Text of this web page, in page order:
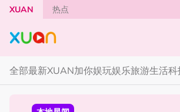
Skip to main content
XUAN 热点
全部最新XUAN加你娱玩娱乐旅游生活科